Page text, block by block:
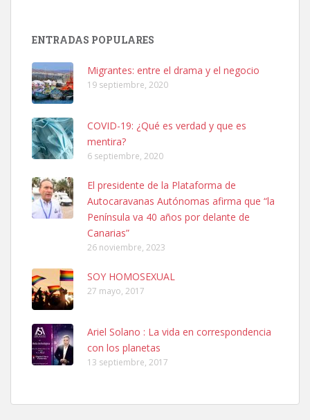
Leales.org » Gran Canaria
Ninfa perdida
El día 5 se los perdió una ninfa papillera, asustada tiene miedo a la
calle, se perdió por la zon...
Leales.org » Gran Canaria
6.7.2025
Adopcion
Busco casa de acogida para mi perrita ya que por temas de trabajo
no la puedo tener. Solo gente r...
ENTRADAS POPULARES
Migrantes: entre el drama y el negocio
19 septiembre, 2020
COVID-19: ¿Qué es verdad y que es
mentira?
6 septiembre, 2020
El presidente de la Plataforma de
Autocaravanas Autónomas afirma que “la
Península va 40 años por delante de
Canarias”
26 noviembre, 2023
SOY HOMOSEXUAL
27 mayo, 2017
Ariel Solano : La vida en correspondencia
con los planetas
13 septiembre, 2017